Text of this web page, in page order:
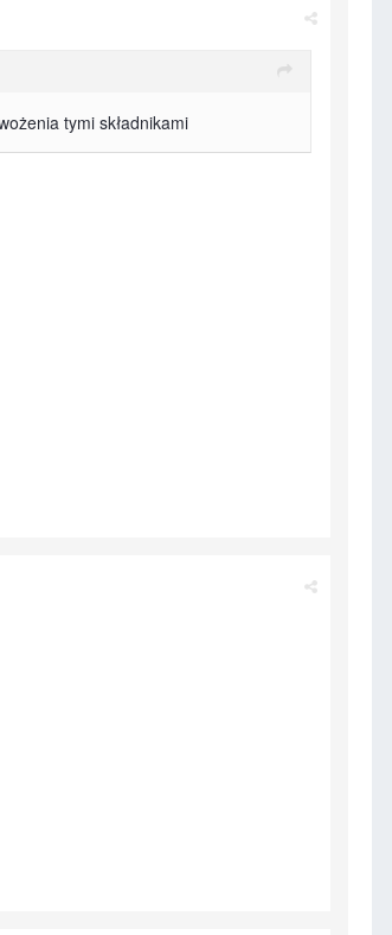
tymi składnikami